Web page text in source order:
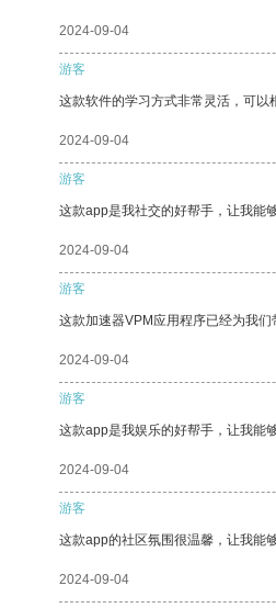
2024-09-04
游客
这款软件的学习方式非常灵活，可以
2024-09-04
游客
这款app是我社交的好帮手，让我能
2024-09-04
游客
这款加速器VPM应用程序已经为我们
2024-09-04
游客
这款app是我娱乐的好帮手，让我能
2024-09-04
游客
这款app的社区氛围很温馨，让我能
2024-09-04